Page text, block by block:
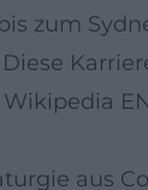
zum
aus